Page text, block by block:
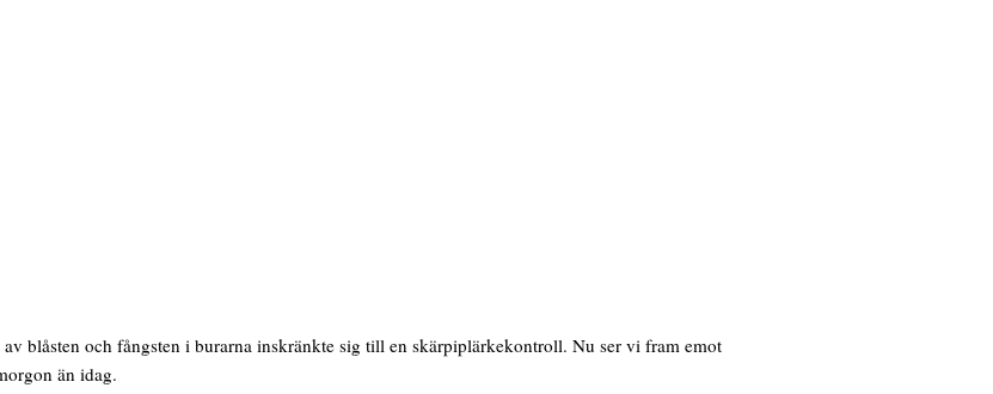
blåsten och fångsten i burarna inskränkte sig till en skärpiplärkekontroll. Nu ser vi fram emot
än idag.